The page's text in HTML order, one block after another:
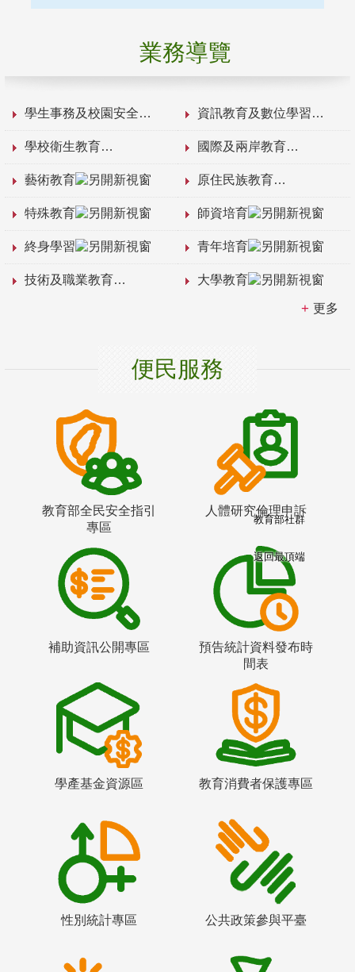
業務導覽
學生事務及校園安全 資訊教育及數位學習
學校衛生教育 國際及兩岸教育
藝術教育 原住民族教育
特殊教育 師資培育
終身學習 青年培育
技術及職業教育 大學教育
更多
便民服務
教育部全民安全指引
專區
人體研究倫理申訴
補助資訊公開專區
預告統計資料發布時
間表
學產基金資源區 教育消費者保護專區
性別統計專區 公共政策參與平臺
教育部社群
返回最頂端